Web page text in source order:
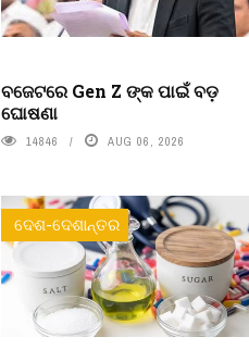
ବଜେଟରେ Gen Z ଙ୍କ ପାଇଁ ବଡ଼
ଘୋଷଣା
14846 AUG 06, 2026
ଦେଶ-ଦେଶାନ୍ତର